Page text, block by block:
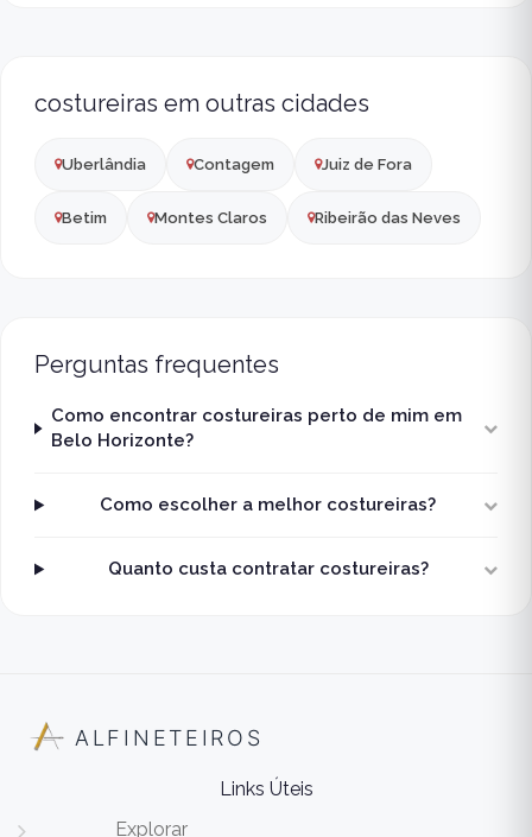
costureiras em outras cidades
Uberlândia Contagem Juiz de Fora
Betim Montes Claros Ribeirão das Neves
Perguntas frequentes
Como encontrar costureiras perto de mim em
Belo Horizonte?
Como escolher a melhor costureiras?
Quanto custa contratar costureiras?
ALFINETEIROS
Links Úteis
Explorar